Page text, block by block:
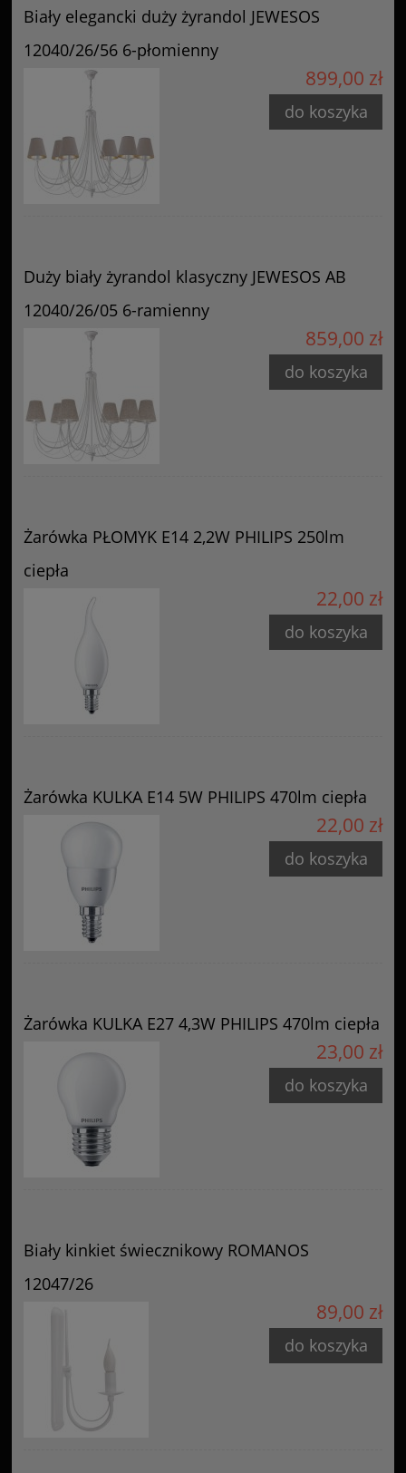
Biały elegancki duży żyrandol JEWESOS
12040/26/56 6-płomienny
899,00 zł
do koszyka
Duży biały żyrandol klasyczny JEWESOS AB
12040/26/05 6-ramienny
859,00 zł
do koszyka
Żarówka PŁOMYK E14 2,2W PHILIPS 250lm
ciepła
22,00 zł
do koszyka
Żarówka KULKA E14 5W PHILIPS 470lm ciepła
22,00 zł
do koszyka
Żarówka KULKA E27 4,3W PHILIPS 470lm ciepła
23,00 zł
do koszyka
Biały kinkiet świecznikowy ROMANOS
12047/26
89,00 zł
do koszyka